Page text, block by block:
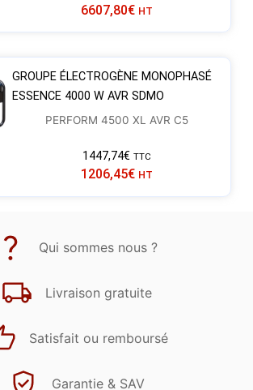
6607,80€ HT
GROUPE ÉLECTROGÈNE MONOPHASÉ
ESSENCE 4000 W AVR SDMO
PERFORM 4500 XL AVR C5
1447,74€ TTC
1206,45€ HT
Qui sommes nous ?
Livraison gratuite
Satisfait ou remboursé
Garantie & SAV